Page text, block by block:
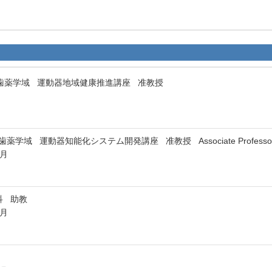
薬学域 運動器地域健康推進講座 准教授
薬学域 運動器知能化システム開発講座 准教授 Associate
助教